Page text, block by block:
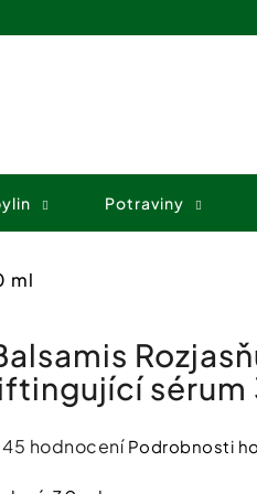
Potraviny
ml
45 hodnocení Podrobnosti
sérum